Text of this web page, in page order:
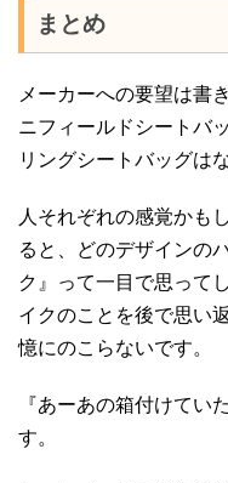
まとめ
メーカーへの要望は書
ニフィールドシートバ
リングシートバッグは
人それぞれの感覚かも
ると、どのデザインの
ク』って一目で思って
イクのことを後で思い
憶にのこらないです。
『あーあの箱付けてい
す。